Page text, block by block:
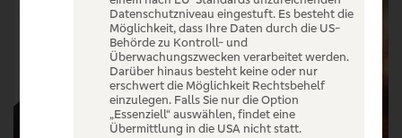
Datenschutzniveau eingestuft. Es besteht die
Möglichkeit, dass Ihre Daten durch die US-
Behörde zu Kontroll- und
Überwachungszwecken verarbeitet werden.
Darüber hinaus besteht keine oder nur
erschwert die Möglichkeit Rechtsbehelf
einzulegen. Falls Sie nur die Option
„Essenziell“ auswählen, findet eine
Übermittlung in die USA nicht statt.